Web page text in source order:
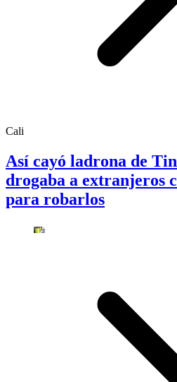
Cali
Así cayó ladrona de
drogaba a extranjeros
para robarlos